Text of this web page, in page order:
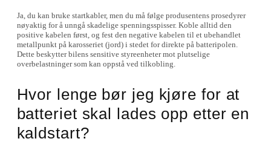
Ja, du kan bruke startkabler, men du må følge produsentens prosedyrer
nøyaktig for å unngå skadelige spenningsspisser. Koble alltid den
positive kabelen først, og fest den negative kabelen til et ubehandlet
metallpunkt på karosseriet (jord) i stedet for direkte på batteripolen.
Dette beskytter bilens sensitive styreenheter mot plutselige
overbelastninger som kan oppstå ved tilkobling.
Hvor lenge bør jeg kjøre for at
batteriet skal lades opp etter en
kaldstart?